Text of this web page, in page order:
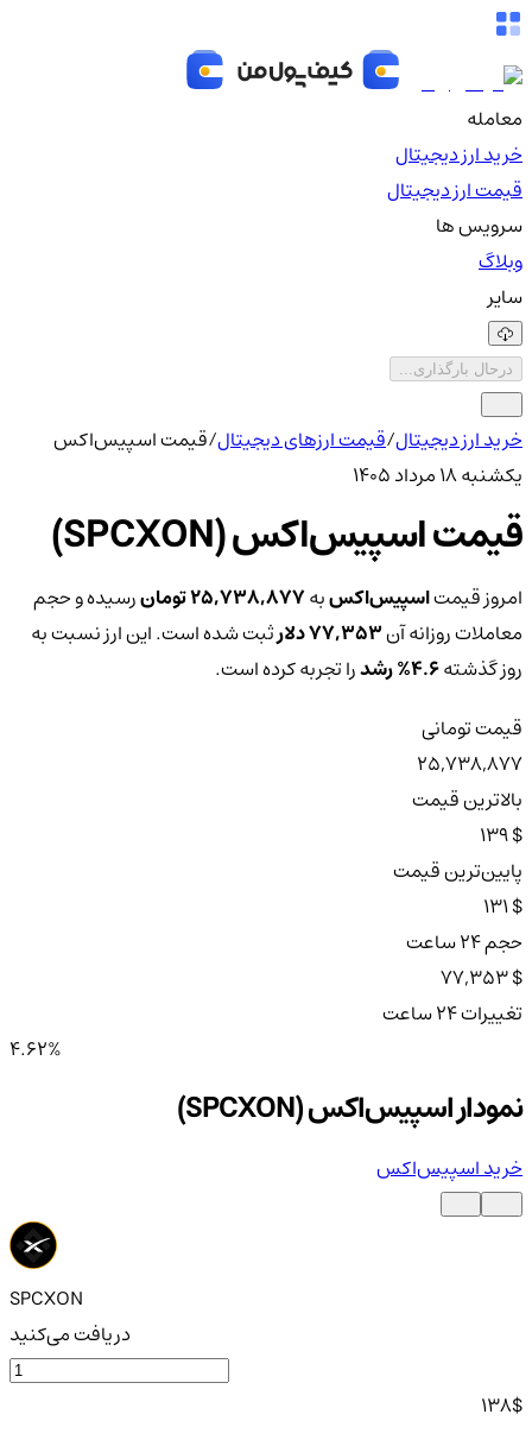
معامله
خرید ارز دیجیتال
قیمت ارز دیجیتال
سرویس ها
وبلاگ
سایر
درحال بارگذاری...
خرید ارز دیجیتال/قیمت ارزهای دیجیتال/قیمت اسپیس‌اکس
یکشنبه ۱۸ مرداد ۱۴۰۵
قیمت اسپیس‌اکس (SPCXON)
امروز قیمتاسپیس‌اکسبه25,738,877 تومان
رسیده و حجم
معاملات روزانه آن77,353 دلار
ثبت شده است. این ارز نسبت به
روز گذشته4.6% رشدرا تجربه کرده است.
قیمت تومانی
25,738,877
بالاترین قیمت
$ 139
پایین‌ترین قیمت
$ 131
حجم ۲۴ ساعت
$ 77,353
تغییرات ۲۴ ساعت
4.62%
نمودار اسپیس‌اکس (SPCXON)
خرید اسپیس‌اکس
SPCXON
دریافت می‌کنید
138$